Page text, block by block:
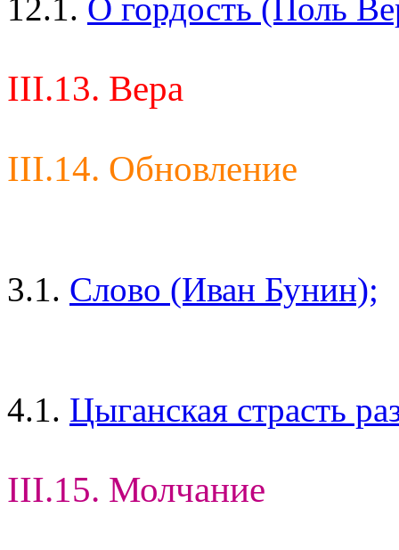
12.1. О гордость (Поль
III.13. Вера
III.14. Обновление
3.1. Слово (Иван Бунин);
4.1. Цыганская страсть
III.15. Молчание